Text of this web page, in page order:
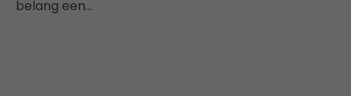
belang een…